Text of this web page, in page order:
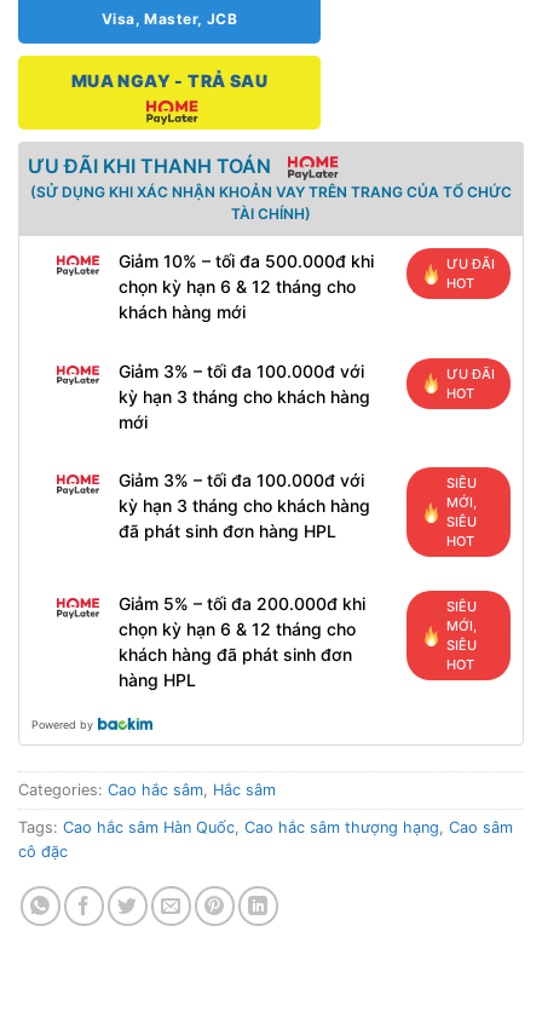
Visa, Master, JCB
MUA NGAY - TRẢ SAU
ƯU ĐÃI KHI THANH TOÁN
(SỬ DỤNG KHI XÁC NHẬN KHOẢN VAY TRÊN TRANG CỦA TỔ CHỨC
TÀI CHÍNH)
Giảm 10% – tối đa 500.000đ khi
chọn kỳ hạn 6 & 12 tháng cho
khách hàng mới
ƯU ĐÃI
HOT
Giảm 3% – tối đa 100.000đ với
kỳ hạn 3 tháng cho khách hàng
mới
ƯU ĐÃI
HOT
Giảm 3% – tối đa 100.000đ với
kỳ hạn 3 tháng cho khách hàng
đã phát sinh đơn hàng HPL
SIÊU
MỚI,
SIÊU
HOT
Giảm 5% – tối đa 200.000đ khi
chọn kỳ hạn 6 & 12 tháng cho
khách hàng đã phát sinh đơn
hàng HPL
SIÊU
MỚI,
SIÊU
HOT
Powered by
Categories: Cao hắc sâm Hắc sâm
Tags: Cao hắc sâm Hàn Quốc Cao hắc sâm thượng hạng Cao sâm
cô đặc